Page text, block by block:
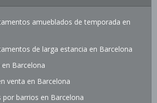
amueblados de temporada en
de larga estancia en Barcelona
Barcelona
venta en Barcelona
por barrios en Barcelona